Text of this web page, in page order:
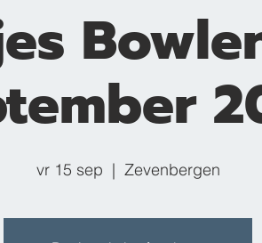
vr 15 sep
  |
Zevenbergen